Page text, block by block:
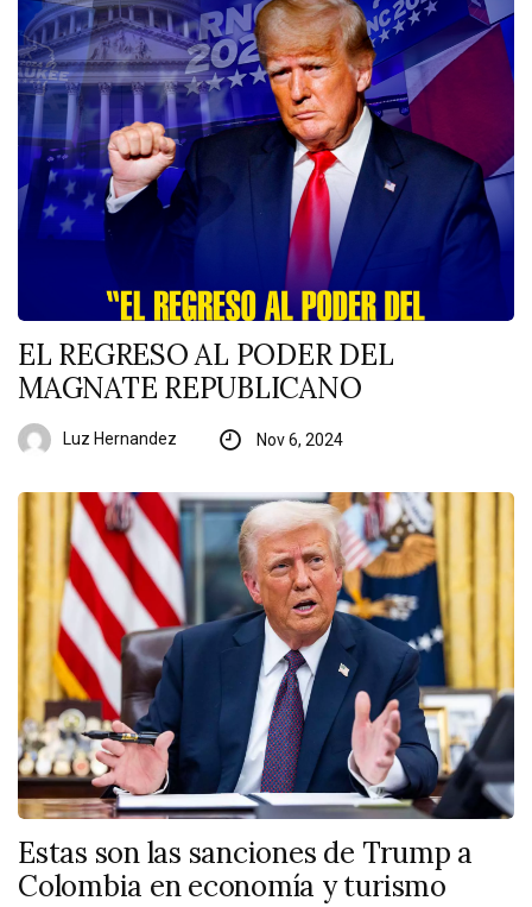
EL REGRESO AL PODER DEL
MAGNATE REPUBLICANO
Luz Hernandez Nov 6, 2024
Estas son las sanciones de Trump a
Colombia en economía y turismo